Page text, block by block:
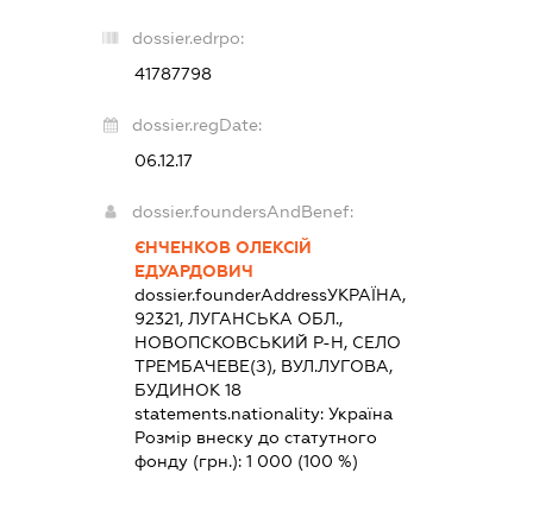
dossier.edrpo:
41787798
dossier.regDate:
06.12.17
dossier.foundersAndBenef:
ЄНЧЕНКОВ ОЛЕКСІЙ
ЕДУАРДОВИЧ
dossier.founderAddressУКРАЇНА,
92321, ЛУГАНСЬКА ОБЛ.,
НОВОПСКОВСЬКИЙ Р-Н, СЕЛО
ТРЕМБАЧЕВЕ(З), ВУЛ.ЛУГОВА,
БУДИНОК 18
statements.nationality:Україна
Розмір внеску до статутного
фонду (грн.):1 000 (100 %)